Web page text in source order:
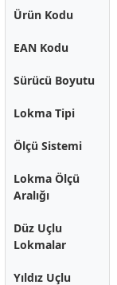
Ürün Kodu
EAN Kodu
Sürücü Boyutu
Lokma Tipi
Ölçü Sistemi
Lokma Ölçü
Aralığı
Düz Uçlu
Lokmalar
Yıldız Uçlu